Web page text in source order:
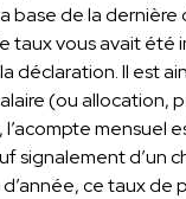
base de la
taux vous avait été
déclaration. Il est
(ou allocation,
mensuel
signalement d’un
ce taux de